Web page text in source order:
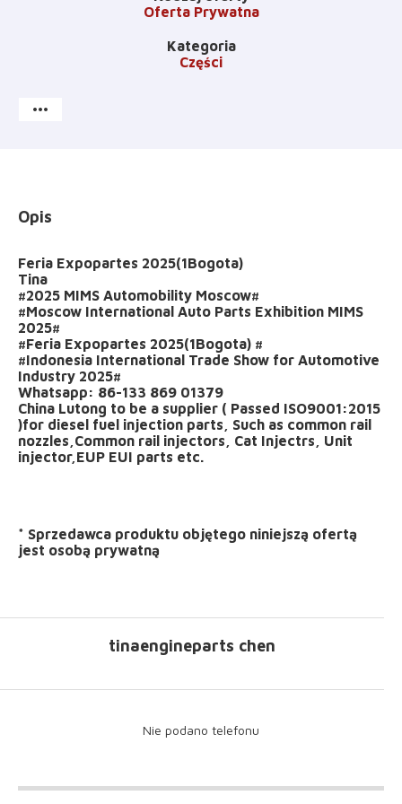
Oferta Prywatna
Kategoria
Części
more_horiz
Opis
Feria Expopartes 2025(1Bogota)
Tina
#2025 MIMS Automobility Moscow#
#Moscow International Auto Parts Exhibition MIMS
2025#
#Feria Expopartes 2025(1Bogota) #
#Indonesia International Trade Show for Automotive
Industry 2025#
Whatsapp: 86-133 869 01379
China Lutong to be a supplier ( Passed ISO9001:2015
)for diesel fuel injection parts, Such as common rail
nozzles,Common rail injectors, Cat Injectrs, Unit
injector,EUP EUI parts etc.
* Sprzedawca produktu objętego niniejszą ofertą
jest osobą prywatną
tinaengineparts chen
Nie podano telefonu